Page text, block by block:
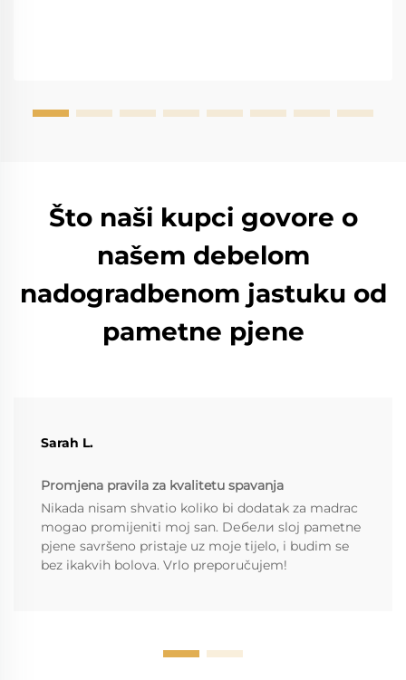
Što naši kupci govore o
našem debelom
nadogradbenom jastuku od
pametne pjenе
Sarah L.
Promjena pravila za kvalitetu spavanja
Nikada nisam shvatio koliko bi dodatak za madrac
mogao promijeniti moj san. Dебели sloj pametne
pjenе savršeno pristaje uz moje tijelo, i budim se
bez ikakvih bolova. Vrlo preporučujem!